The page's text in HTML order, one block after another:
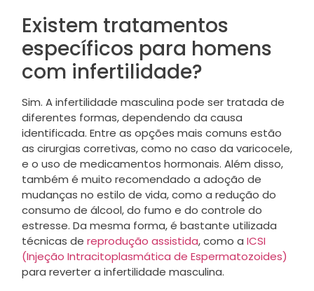
Existem tratamentos
específicos para homens
com infertilidade?
Sim. A infertilidade masculina pode ser tratada de
diferentes formas, dependendo da causa
identificada. Entre as opções mais comuns estão
as cirurgias corretivas, como no caso da varicocele,
e o uso de medicamentos hormonais. Além disso,
também é muito recomendado a adoção de
mudanças no estilo de vida, como a redução do
consumo de álcool, do fumo e do controle do
estresse. Da mesma forma, é bastante utilizada
técnicas de reprodução assistida, como a ICSI
(Injeção Intracitoplasmática de Espermatozoides)
para reverter a infertilidade masculina.